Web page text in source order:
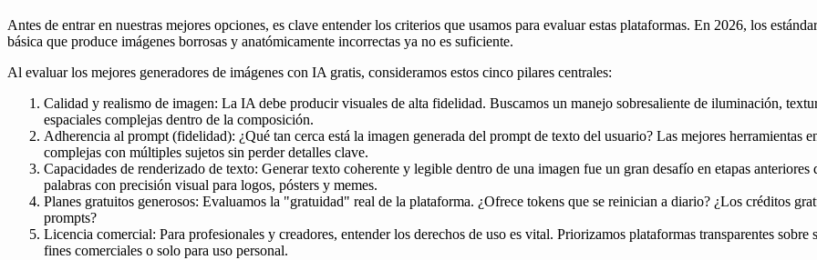
Antes de entrar en nuestras mejores opciones, es clave entender los criterios que usamos para evaluar estas plataformas. En 2026, los
básica que produce imágenes borrosas y anatómicamente incorrectas ya no es suficiente.
Al evaluar los mejores generadores de imágenes con IA gratis, consideramos estos cinco pilares centrales:
Calidad y realismo de imagen: La IA debe producir visuales de alta fidelidad. Buscamos un manejo sobresaliente de iluminación,
espaciales complejas dentro de la composición.
Adherencia al prompt (fidelidad): ¿Qué tan cerca está la imagen generada del prompt de texto del usuario? Las mejores
complejas con múltiples sujetos sin perder detalles clave.
Capacidades de renderizado de texto: Generar texto coherente y legible dentro de una imagen fue un gran desafío en etapas
palabras con precisión visual para logos, pósters y memes.
Planes gratuitos generosos: Evaluamos la "gratuidad" real de la plataforma. ¿Ofrece tokens que se reinician a diario? ¿Los créditos
prompts?
Licencia comercial: Para profesionales y creadores, entender los derechos de uso es vital. Priorizamos plataformas transparentes
fines comerciales o solo para uso personal.